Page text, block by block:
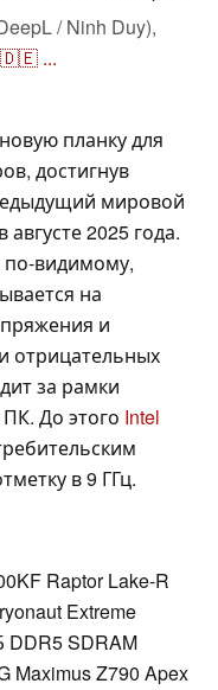
/ Ninh Duy),
🇩🇪 ...
планку для
достигнув
мировой
2025 года.
по-видимому,
на
и
отрицательных
за рамки
До этого Intel
в 9 ГГц.
Raptor Lake-R
Extreme
SDRAM
Maximus Z790 Apex